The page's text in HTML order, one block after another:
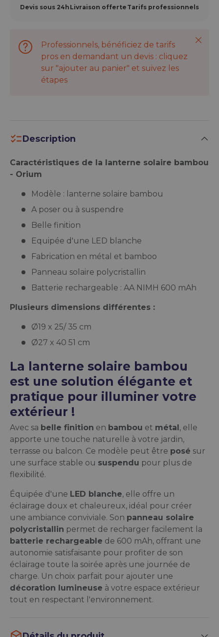
Devis sous 24h Livraison offerte Tarifs professionnels
Professionnels, bénéficiez de tarifs
pros en demandant un devis : cliquez
sur "ajouter au panier" et suivez les
étapes
Description
Caractéristiques de la lanterne solaire bambou
- Orium
Modèle : lanterne solaire bambou
A poser ou à suspendre
Belle finition
Equipée d'une LED blanche
Fabrication en métal et bamboo
Panneau solaire polycristallin
Batterie rechargeable : AA NIMH 600 mAh
Plusieurs dimensions différentes :
Ø19 x 25/ 35 cm
Ø27 x 40 51 cm
La lanterne solaire bambou
est une solution élégante et
pratique pour illuminer votre
extérieur !
Avec sa belle finition en bambou et métal, elle
apporte une touche naturelle à votre jardin,
terrasse ou balcon. Ce modèle peut être posé sur
une surface stable ou suspendu pour plus de
flexibilité.
Équipée d'une LED blanche, elle offre un
éclairage doux et chaleureux, idéal pour créer
une ambiance conviviale. Son panneau solaire
polycristallin permet de recharger facilement la
batterie rechargeable de 600 mAh, offrant une
autonomie satisfaisante pour profiter de son
éclairage toute la soirée après une journée de
charge. Un choix parfait pour ajouter une
décoration lumineuse à votre espace extérieur
tout en respectant l'environnement.